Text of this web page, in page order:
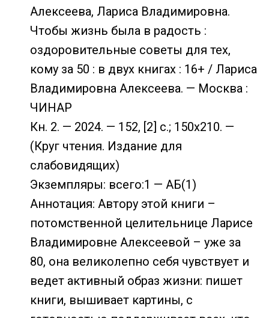
Алексеева, Лариса Владимировна.
Чтобы жизнь была в радость :
оздоровительные советы для тех,
кому за 50 : в двух книгах : 16+ / Лариса
Владимировна Алексеева. — Москва :
ЧИНАР
Кн. 2. — 2024. — 152, [2] с.; 150х210. —
(Круг чтения. Издание для
слабовидящих)
Экземпляры: всего:1 — АБ(1)
Аннотация: Автору этой книги –
потомственной целительнице Ларисе
Владимировне Алексеевой – уже за
80, она великолепно себя чувствует и
ведет активный образ жизни: пишет
книги, вышивает картины, с